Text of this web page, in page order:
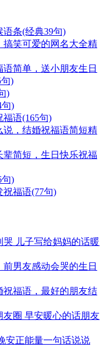
条(经典39句)
搞笑可爱的网名大全精
简单，送小朋友生日
)
)
句)
语(165句)
说，结婚祝福语简短精
辈简短，生日快乐祝福
句)
福语(77句)
儿子写给妈妈的话暖
男友感动会哭的生日
祝福语，最好的朋友结
圈 早安暖心的话朋友
安正能量一句话说说